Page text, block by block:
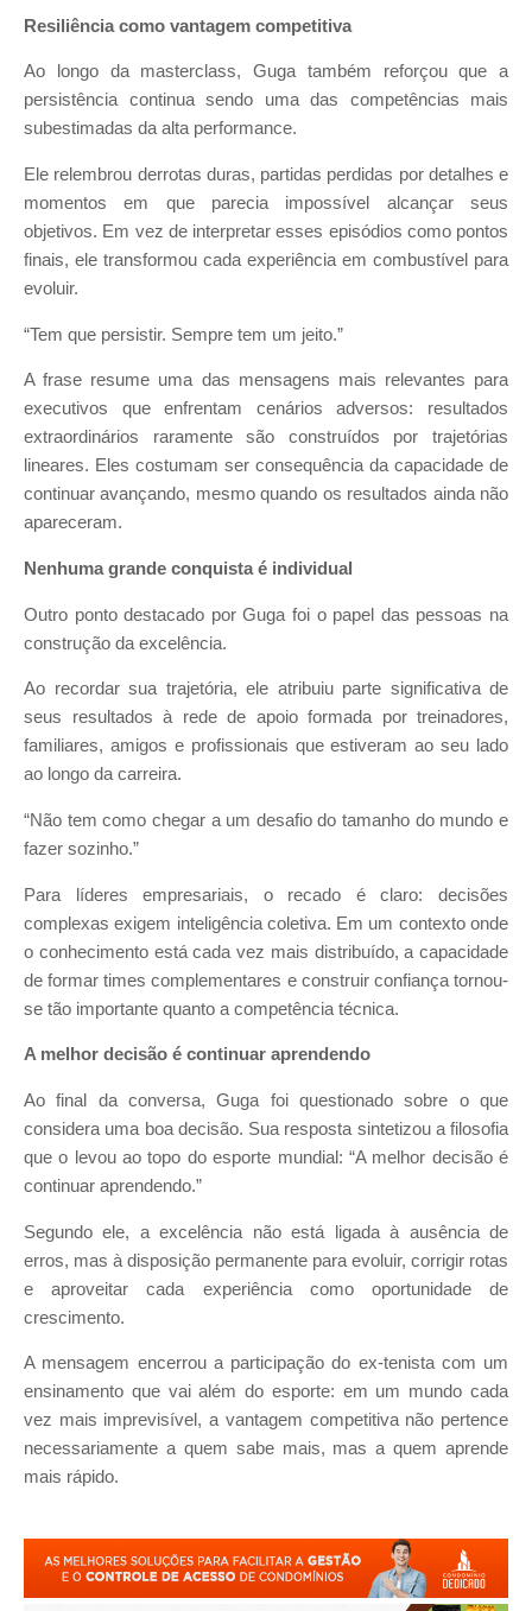
Resiliência como vantagem competitiva
Ao longo da masterclass, Guga também reforçou que a
persistência continua sendo uma das competências mais
subestimadas da alta performance.
Ele relembrou derrotas duras, partidas perdidas por detalhes e
momentos em que parecia impossível alcançar seus
objetivos. Em vez de interpretar esses episódios como pontos
finais, ele transformou cada experiência em combustível para
evoluir.
“Tem que persistir. Sempre tem um jeito.”
A frase resume uma das mensagens mais relevantes para
executivos que enfrentam cenários adversos: resultados
extraordinários raramente são construídos por trajetórias
lineares. Eles costumam ser consequência da capacidade de
continuar avançando, mesmo quando os resultados ainda não
apareceram.
Nenhuma grande conquista é individual
Outro ponto destacado por Guga foi o papel das pessoas na
construção da excelência.
Ao recordar sua trajetória, ele atribuiu parte significativa de
seus resultados à rede de apoio formada por treinadores,
familiares, amigos e profissionais que estiveram ao seu lado
ao longo da carreira.
“Não tem como chegar a um desafio do tamanho do mundo e
fazer sozinho.”
Para líderes empresariais, o recado é claro: decisões
complexas exigem inteligência coletiva. Em um contexto onde
o conhecimento está cada vez mais distribuído, a capacidade
de formar times complementares e construir confiança tornou-
se tão importante quanto a competência técnica.
A melhor decisão é continuar aprendendo
Ao final da conversa, Guga foi questionado sobre o que
considera uma boa decisão. Sua resposta sintetizou a filosofia
que o levou ao topo do esporte mundial: “A melhor decisão é
continuar aprendendo.”
Segundo ele, a excelência não está ligada à ausência de
erros, mas à disposição permanente para evoluir, corrigir rotas
e aproveitar cada experiência como oportunidade de
crescimento.
A mensagem encerrou a participação do ex-tenista com um
ensinamento que vai além do esporte: em um mundo cada
vez mais imprevisível, a vantagem competitiva não pertence
necessariamente a quem sabe mais, mas a quem aprende
mais rápido.